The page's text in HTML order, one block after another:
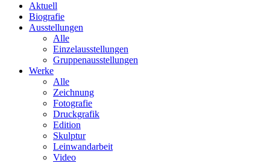
Aktuell
Biografie
Ausstellungen
Alle
Einzelausstellungen
Gruppenausstellungen
Werke
Alle
Zeichnung
Fotografie
Druckgrafik
Edition
Skulptur
Leinwandarbeit
Video